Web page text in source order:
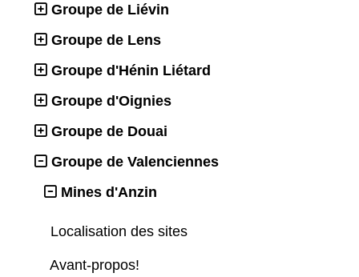
Groupe de Liévin
Groupe de Lens
Groupe d'Hénin Liétard
Groupe d'Oignies
Groupe de Douai
Groupe de Valenciennes
Mines d'Anzin
Localisation des sites
Avant-propos!